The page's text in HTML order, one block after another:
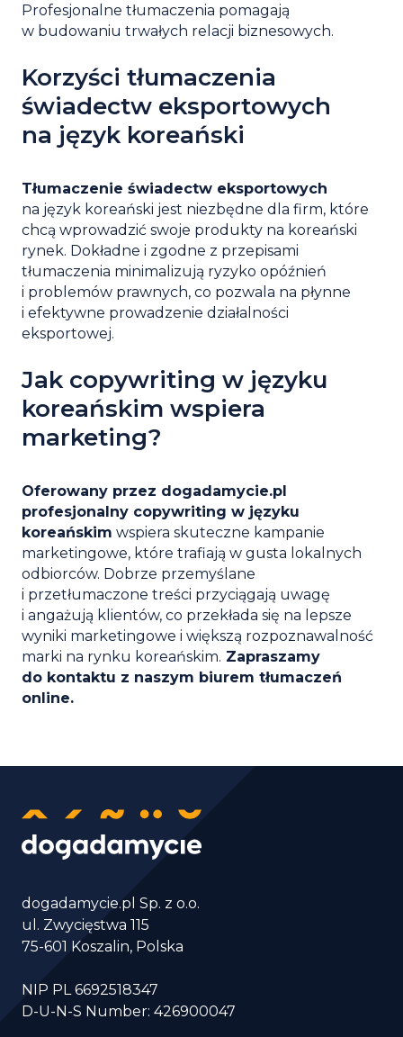
Profesjonalne tłumaczenia pomagają
w budowaniu trwałych relacji biznesowych.
Korzyści tłumaczenia
świadectw eksportowych
na język koreański
Tłumaczenie świadectw eksportowych
na język koreański jest niezbędne dla firm, które
chcą wprowadzić swoje produkty na koreański
rynek. Dokładne i zgodne z przepisami
tłumaczenia minimalizują ryzyko opóźnień
i problemów prawnych, co pozwala na płynne
i efektywne prowadzenie działalności
eksportowej.
Jak copywriting w języku
koreańskim wspiera
marketing?
Oferowany przez dogadamycie.pl
profesjonalny copywriting w języku
koreańskim wspiera skuteczne kampanie
marketingowe, które trafiają w gusta lokalnych
odbiorców. Dobrze przemyślane
i przetłumaczone treści przyciągają uwagę
i angażują klientów, co przekłada się na lepsze
wyniki marketingowe i większą rozpoznawalność
marki na rynku koreańskim. Zapraszamy
do kontaktu z naszym biurem tłumaczeń
online.
dogadamycie.pl Sp. z o.o.
ul. Zwycięstwa 115
75-601 Koszalin, Polska
NIP PL 6692518347
D-U-N-S Number: 426900047